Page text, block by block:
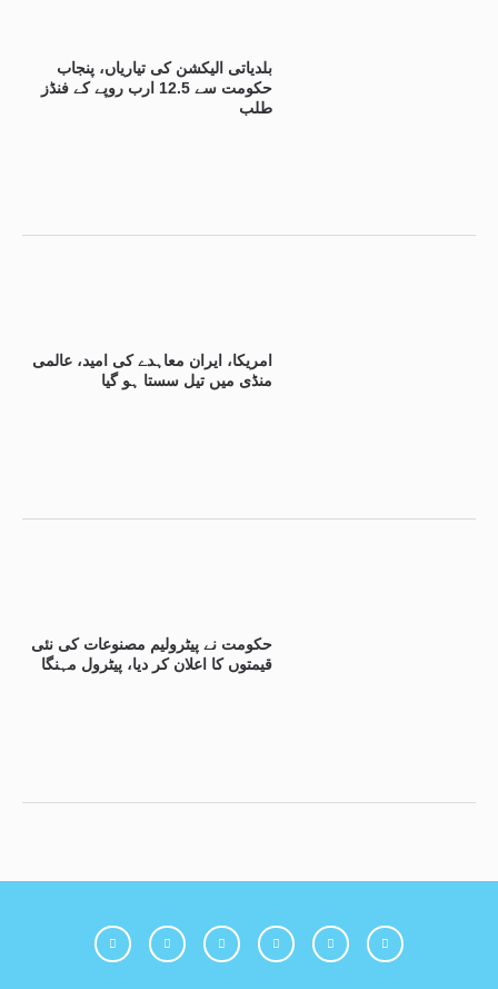
بلدیاتی الیکشن کی تیاریاں، پنجاب
حکومت سے 12.5 ارب روپے کے فنڈز
طلب
امریکا، ایران معاہدے کی امید، عالمی
منڈی میں تیل سستا ہو گیا
حکومت نے پیٹرولیم مصنوعات کی نئی
قیمتوں کا اعلان کر دیا، پیٹرول مہنگا